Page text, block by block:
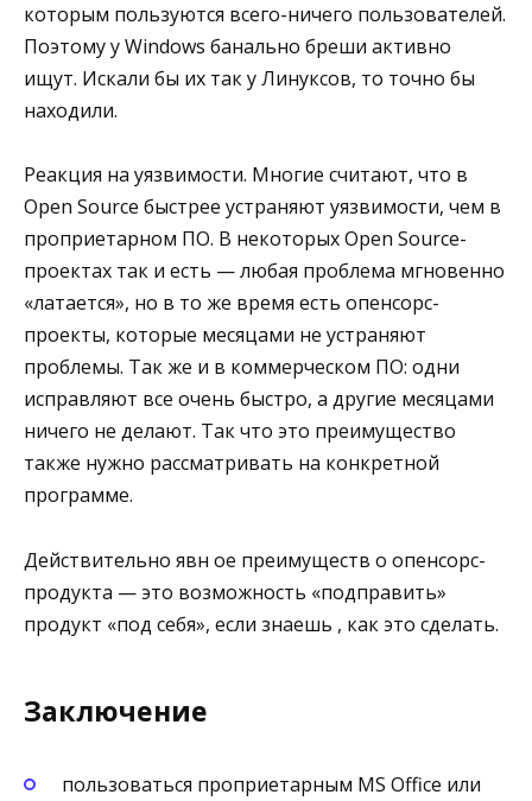
которым пользуются всего-ничего пользователей.
Поэтому у Windows банально бреши активно
ищут. Искали бы их так у Линуксов, то точно бы
находили.
Реакция на уязвимости. Многие считают, что в
Open Source быстрее устраняют уязвимости, чем в
проприетарном ПО. В некоторых Open Source-
проектах так и есть — любая проблема мгновенно
«латается», но в то же время есть опенсорс-
проекты, которые месяцами не устраняют
проблемы. Так же и в коммерческом ПО: одни
исправляют все очень быстро, а другие месяцами
ничего не делают. Так что это преимущество
также нужно рассматривать на конкретной
программе.
Действительно явн ое преимуществ о опенсорс-
продукта — это возможность «подправить»
продукт «под себя», если знаешь , как это сделать.
Заключение
пользоваться проприетарным MS Office или